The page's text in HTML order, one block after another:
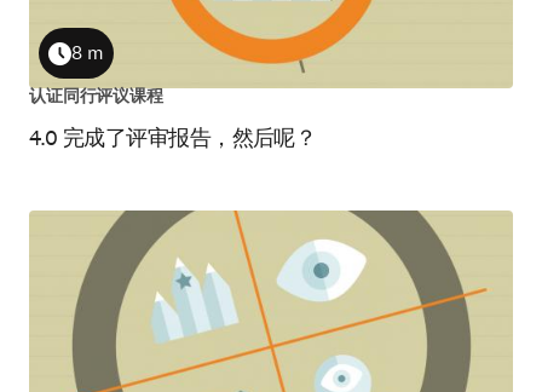
4.0 完成了评审报告，然后呢？
Duration
8 m
认证同行评议课程